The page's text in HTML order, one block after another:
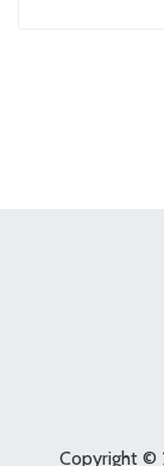
Copyright ©